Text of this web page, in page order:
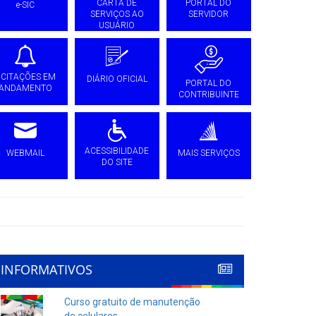
e-SIC
CARTA DE
SERVIÇOS AO
USUÁRIO
PORTAL DO
SERVIDOR
EM
DIÁRIO OFICIAL
PORTAL DO
CONTRIBUINTE
WEBMAIL
ACESSIBILIDADE
DO SITE
MAIS SERVIÇOS
INFORMATIVOS
Curso gratuito de manutenção